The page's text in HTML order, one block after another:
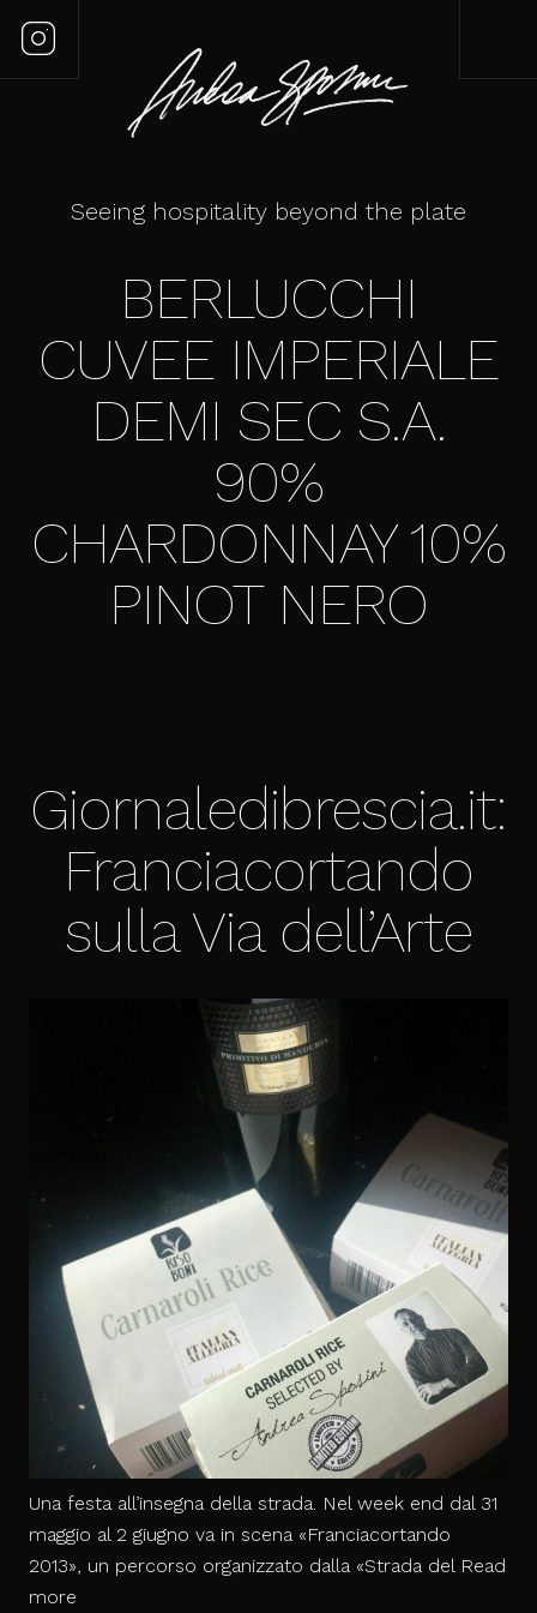
Seeing hospitality beyond the plate
BERLUCCHI
CUVEE IMPERIALE
DEMI SEC S.A.
90%
CHARDONNAY 10%
PINOT NERO
Giornaledibrescia.it:
Franciacortando
sulla Via dell’Arte
Una festa all’insegna della strada. Nel week end dal 31
maggio al 2 giugno va in scena «Franciacortando
2013», un percorso organizzato dalla «Strada del Read
more